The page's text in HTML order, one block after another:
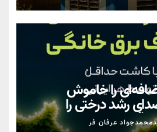
را خاموش
رشد درختی را
آن را حس می‌کند.
عرفان فر